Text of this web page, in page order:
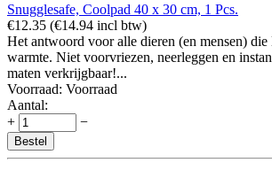
Snugglesafe, Coolpad 40 x 30 cm, 1 Pcs.
€12.35 (€14.94 incl btw)
Het antwoord voor alle dieren (en mensen) die
warmte. Niet voorvriezen, neerleggen en
maten verkrijgbaar!...
Voorraad: Voorraad
Aantal:
+
−
Bestel